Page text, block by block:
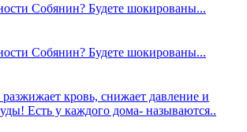
Собянин? Будете шокированы...
Собянин? Будете шокированы...
разжижает кровь, снижает давление и
Есть у каждого дома- называются..